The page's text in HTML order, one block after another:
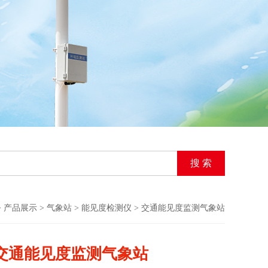
产品展示 > 气象站 > 能见度检测仪 > 交通能见度监测气象站
通能见度监测气象站